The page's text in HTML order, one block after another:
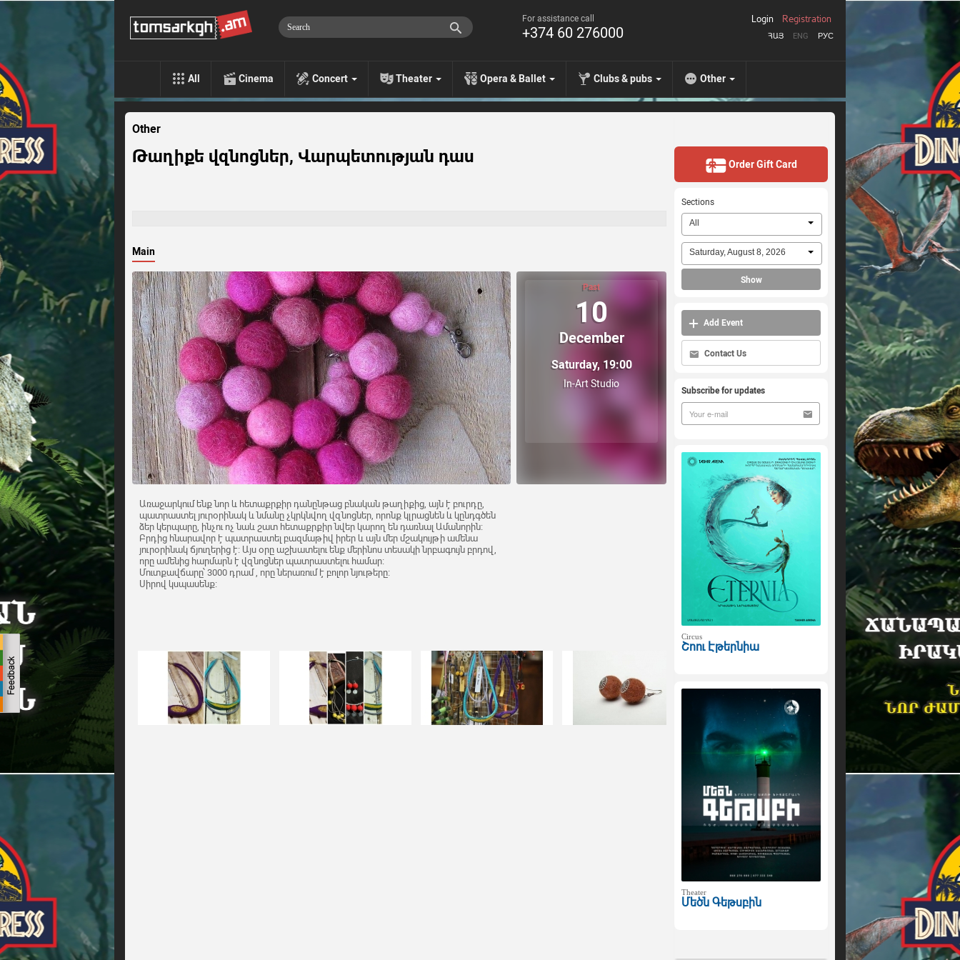
For assistance call
+374 60 276000 ՀԱՅ ENG РУС
Login Registration
All Cinema Concert Theater Opera & Ballet Clubs & pubs Other
Other
Թաղիքե վզնոցներ, Վարպետության դաս
Main
Past
10
December
Saturday, 19:00
In-Art Studio
Առաջարկում ենք նոր և հետաքրքիր դանընթաց բնական թաղիքից, այն է բուրդը,
պատրաստել յուրօրինակ և նմանը չկրկնվող վզնոցներ, որոնք կլրացնեն և կընդգծեն
ձեր կերպարը, ինչու ոչ նաև շատ հետաքրքիր նվեր կարող են դառնալ Ամանորին։
Բրդից հնարավոր է պատրաստել բազմաթիվ իրեր և այն մեր մշակույթի ամենա
յուրօրինակ ճյուղերից է։ Այս օրը աշխատելու ենք մերինոս տեսակի նրբագույն բրդով,
որը ամենից հարմարն է վզնոցներ պատրաստելու համար։
Մուտքավճարը՝ 3000 դրամ , որը ներառում է բոլոր նյութերը։
Սիրով կսպասենք։
Order Gift Card
Sections
All
Saturday, August 8, 2026
Show
Add Event
Contact Us
Subscribe for updates
Circus
Շոու Էթերնիա
Theater
Մեծն Գեթսբին